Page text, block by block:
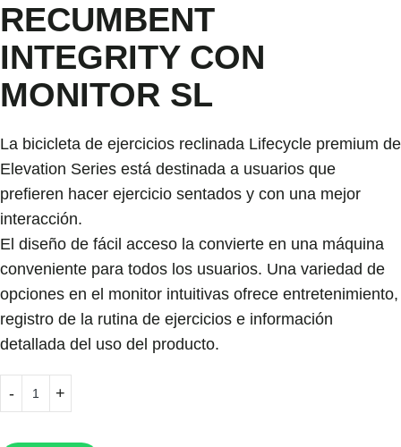
RECUMBENT
INTEGRITY CON
MONITOR SL
La bicicleta de ejercicios reclinada Lifecycle premium de
Elevation Series está destinada a usuarios que
prefieren hacer ejercicio sentados y con una mejor
interacción.
El diseño de fácil acceso la convierte en una máquina
conveniente para todos los usuarios. Una variedad de
opciones en el monitor intuitivas ofrece entretenimiento,
registro de la rutina de ejercicios e información
detallada del uso del producto.